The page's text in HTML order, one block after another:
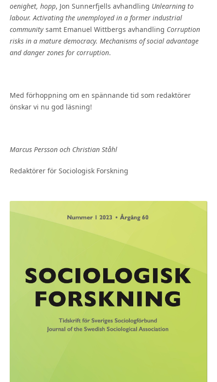
oenighet, hopp, Jon Sunnerfjells avhandling Unlearning to
labour. Activating the unemployed in a former industrial
communitysamt Emanuel Wittbergs avhandling Corruption
risks in a mature democracy. Mechanisms of social advantage
and danger zones for corruption.
Med förhoppning om en spännande tid som redaktörer
önskar vi nu god läsning!
Marcus Persson och Christian Ståhl
Redaktörer för Sociologisk Forskning